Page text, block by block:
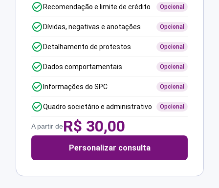
Recomendação e limite de crédito Opcional
Dívidas, negativas e anotações Opcional
Detalhamento de protestos Opcional
Dados comportamentais Opcional
Informações do SPC Opcional
Quadro societário e administrativo Opcional
A partir deR$ 30,00
Personalizar consulta